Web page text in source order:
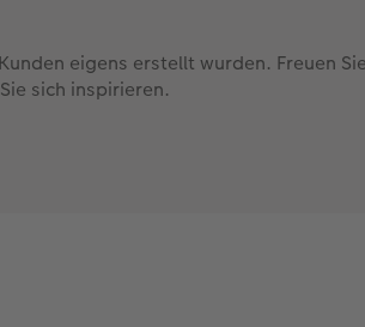
eigens erstellt wurden. Freuen
sich inspirieren.